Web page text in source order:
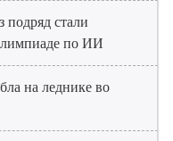
подряд стали
по ИИ
на леднике во